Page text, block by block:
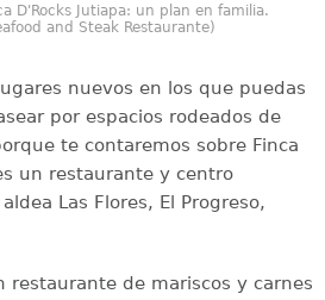
D'Rocks Jutiapa: un plan en familia.
and Steak Restaurante)
nuevos en los que puedas
por espacios rodeados de
te contaremos sobre Finca
un restaurante y centro
Las Flores, El Progreso,
restaurante de mariscos y carnes